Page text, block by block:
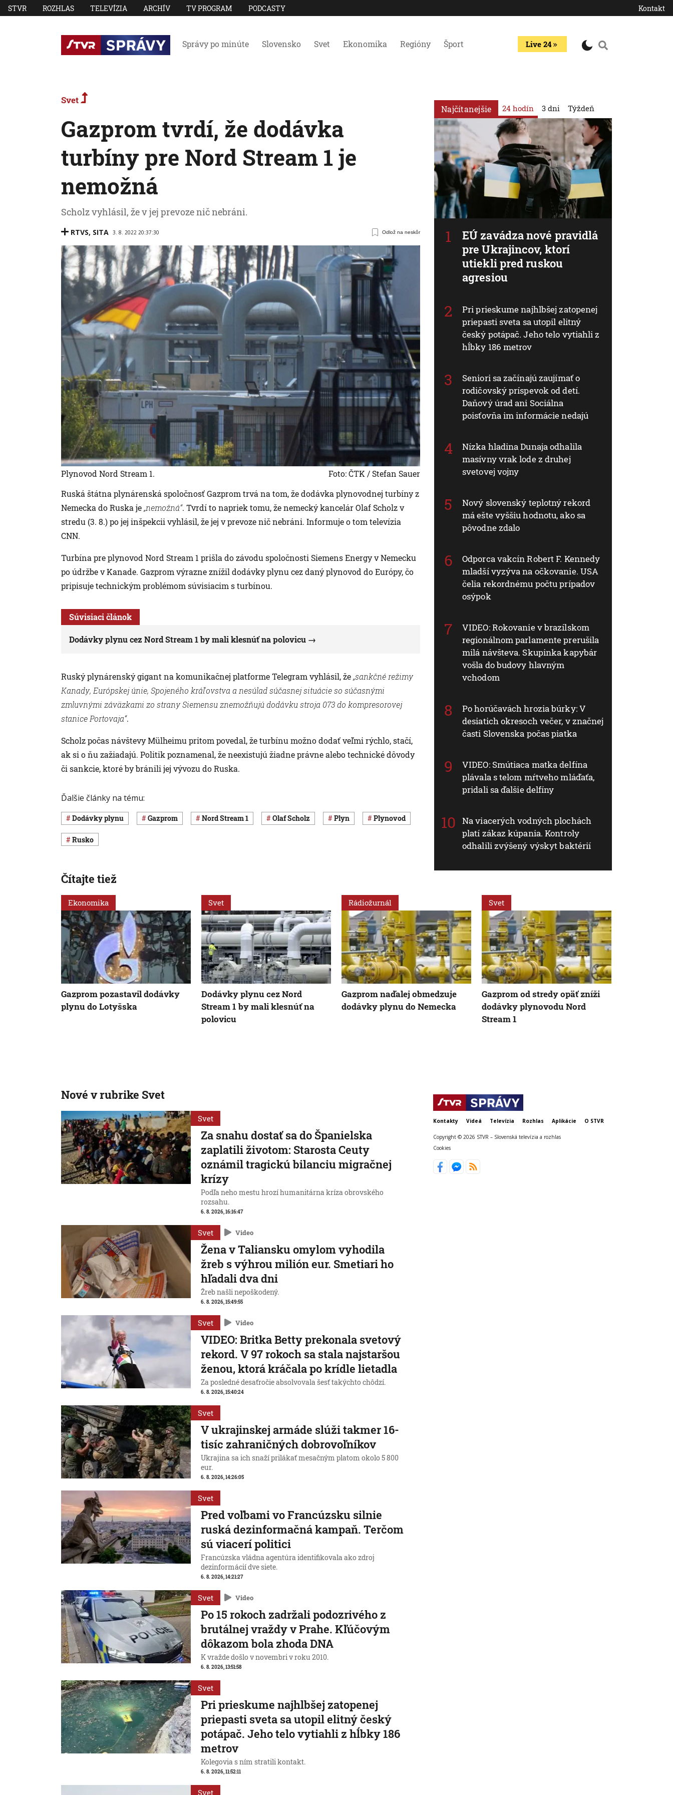
STVR ROZHLAS TELEVÍZIA ARCHÍV TV PROGRAM PODCASTY Kontakt
Správy po minúte Slovensko Svet Ekonomika Regióny Šport Live 24
Svet
Gazprom tvrdí, že dodávka
turbíny pre Nord Stream 1 je
nemožná
Scholz vyhlásil, že v jej prevoze nič nebráni.
RTVS, SITA 3. 8. 2022 20:37:30 Odlož na neskôr
Plynovod Nord Stream 1.
Foto: ČTK / Stefan Sauer
Ruská štátna plynárenská spoločnosť Gazprom trvá na tom, že dodávka plynovodnej turbíny z
Nemecka do Ruska je„nemožná“. Tvrdí to napriek tomu, že nemecký kancelár Olaf Scholz v
stredu (3. 8.) po jej inšpekcii vyhlásil, že jej v prevoze nič nebráni. Informuje o tom televízia
CNN.
Turbína pre plynovod Nord Stream 1 prišla do závodu spoločnosti Siemens Energy v Nemecku
po údržbe v Kanade. Gazprom výrazne znížil dodávky plynu cez daný plynovod do Európy, čo
pripisuje technickým problémom súvisiacim s turbínou.
Súvisiaci článok
Dodávky plynu cez Nord Stream 1 by mali klesnúť na polovicu
Ruský plynárenský gigant na komunikačnej platforme Telegram vyhlásil, že„sankčné režimy
Kanady, Európskej únie, Spojeného kráľovstva a nesúlad súčasnej situácie so súčasnými
zmluvnými záväzkami zo strany Siemensu znemožňujú dodávku stroja 073 do kompresorovej
stanice Portovaja“.
Scholz počas návštevy Mülheimu pritom povedal, že turbínu možno dodať veľmi rýchlo, stačí,
ak si o ňu zažiadajú. Politik poznamenal, že neexistujú žiadne právne alebo technické dôvody
či sankcie, ktoré by bránili jej vývozu do Ruska.
Ďalšie články na tému:
dodávky plynu Gazprom Nord Stream 1 Olaf Scholz plyn plynovod
Rusko
Najčítanejšie 24 hodín
EÚ zavádza nové pravidlá
pre Ukrajincov, ktorí
utiekli pred ruskou
agresiou
Pri prieskume najhlbšej zatopenej
priepasti sveta sa utopil elitný
český potápač. Jeho telo vytiahli z
hĺbky 186 metrov
Seniori sa začínajú zaujímať o
rodičovský príspevok od detí.
Daňový úrad ani Sociálna
poisťovňa im informácie nedajú
Nízka hladina Dunaja odhalila
masívny vrak lode z druhej
svetovej vojny
Nový slovenský teplotný rekord
má ešte vyššiu hodnotu, ako sa
pôvodne zdalo
Odporca vakcín Robert F. Kennedy
mladší vyzýva na očkovanie. USA
čelia rekordnému počtu prípadov
osýpok
VIDEO: Rokovanie v brazílskom
regionálnom parlamente prerušila
milá návšteva. Skupinka kapybár
vošla do budovy hlavným
vchodom
Po horúčavách hrozia búrky: V
desiatich okresoch večer, v značnej
časti Slovenska počas piatka
VIDEO: Smútiaca matka delfína
plávala s telom mŕtveho mláďaťa,
pridali sa ďalšie delfíny
Na viacerých vodných plochách
platí zákaz kúpania. Kontroly
odhalili zvýšený výskyt baktérií
3 dni Týždeň
Čítajte tiež
Ekonomika
Gazprom pozastavil dodávky
plynu do Lotyšska
Svet
Dodávky plynu cez Nord
Stream 1 by mali klesnúť na
polovicu
Rádiožurnál
Gazprom naďalej obmedzuje
dodávky plynu do Nemecka
Svet
Gazprom od stredy opäť zníži
dodávky plynovodu Nord
Stream 1
Nové v rubrike Svet
Svet
Za snahu dostať sa do Španielska
zaplatili životom: Starosta Ceuty
oznámil tragickú bilanciu migračnej
krízy
Podľa neho mestu hrozí humanitárna kríza obrovského
rozsahu.
6. 8. 2026, 16:16:47
Svet Video
Žena v Taliansku omylom vyhodila
žreb s výhrou milión eur. Smetiari ho
hľadali dva dni
Žreb našli nepoškodený.
6. 8. 2026, 15:49:55
Svet Video
VIDEO: Britka Betty prekonala svetový
rekord. V 97 rokoch sa stala najstaršou
ženou, ktorá kráčala po krídle lietadla
Za posledné desaťročie absolvovala šesť takýchto chôdzí.
6. 8. 2026, 15:40:24
Svet
V ukrajinskej armáde slúži takmer 16-
tisíc zahraničných dobrovoľníkov
Ukrajina sa ich snaží prilákať mesačným platom okolo 5 800
eur.
6. 8. 2026, 14:26:05
Svet
Pred voľbami vo Francúzsku silnie
ruská dezinformačná kampaň. Terčom
sú viacerí politici
Francúzska vládna agentúra identifikovala ako zdroj
dezinformácií dve siete.
6. 8. 2026, 14:21:27
Svet Video
Po 15 rokoch zadržali podozrivého z
brutálnej vraždy v Prahe. Kľúčovým
dôkazom bola zhoda DNA
K vražde došlo v novembri v roku 2010.
6. 8. 2026, 13:51:58
Svet
Pri prieskume najhlbšej zatopenej
priepasti sveta sa utopil elitný český
potápač. Jeho telo vytiahli z hĺbky 186
metrov
Kolegovia s ním stratili kontakt.
6. 8. 2026, 11:52:11
Svet
Kontakty Videá Televízia Rozhlas Aplikácie O STVR
Copyright © 2026 STVR – Slovenská televízia a rozhlas
Cookies